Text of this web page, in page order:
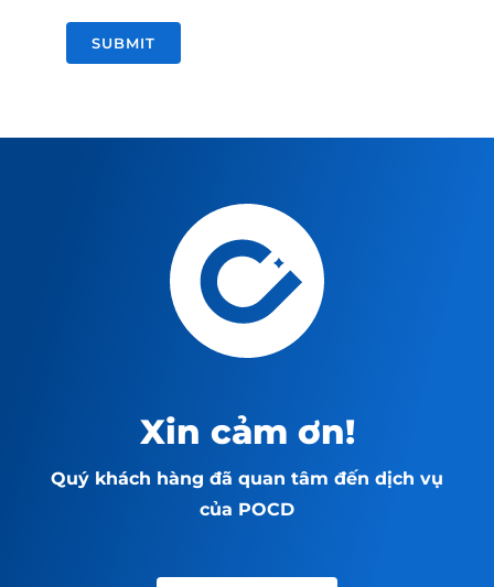
SUBMIT
Xin cảm ơn!
Quý khách hàng đã quan tâm đến dịch vụ
của POCD